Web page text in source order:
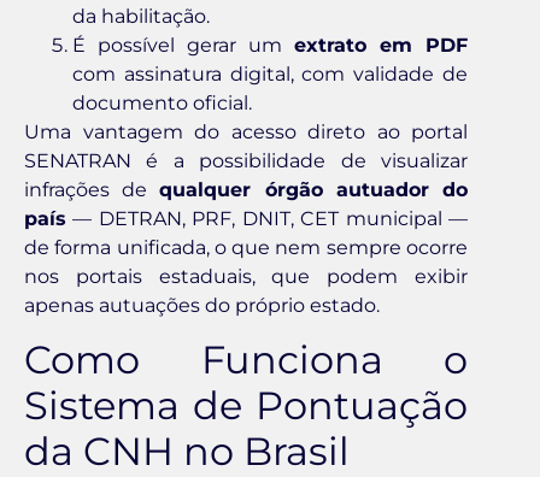
da habilitação.
É possível gerar um extrato em PDF
com assinatura digital, com validade de
documento oficial.
Uma vantagem do acesso direto ao portal
SENATRAN é a possibilidade de visualizar
infrações dequalquer órgão autuador do
país — DETRAN, PRF, DNIT, CET municipal —
de forma unificada, o que nem sempre ocorre
nos portais estaduais, que podem exibir
apenas autuações do próprio estado.
Como Funciona o
Sistema de Pontuação
da CNH no Brasil